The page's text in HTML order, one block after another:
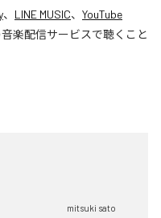
、 LINE MUSIC、 YouTube
楽配信サービスで聴くこと
mitsuki sato